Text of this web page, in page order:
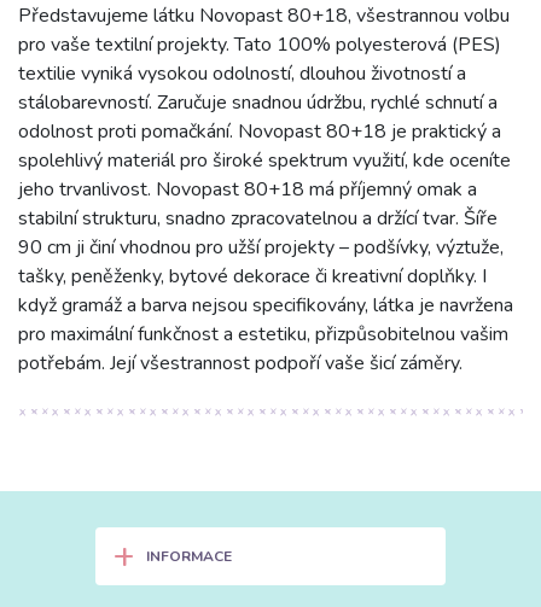
Představujeme látku Novopast 80+18, všestrannou volbu
pro vaše textilní projekty. Tato 100% polyesterová (PES)
textilie vyniká vysokou odolností, dlouhou životností a
stálobarevností. Zaručuje snadnou údržbu, rychlé schnutí a
odolnost proti pomačkání. Novopast 80+18 je praktický a
spolehlivý materiál pro široké spektrum využití, kde oceníte
jeho trvanlivost. Novopast 80+18 má příjemný omak a
stabilní strukturu, snadno zpracovatelnou a držící tvar. Šíře
90 cm ji činí vhodnou pro užší projekty – podšívky, výztuže,
tašky, peněženky, bytové dekorace či kreativní doplňky. I
když gramáž a barva nejsou specifikovány, látka je navržena
pro maximální funkčnost a estetiku, přizpůsobitelnou vašim
potřebám. Její všestrannost podpoří vaše šicí záměry.
+ INFORMACE